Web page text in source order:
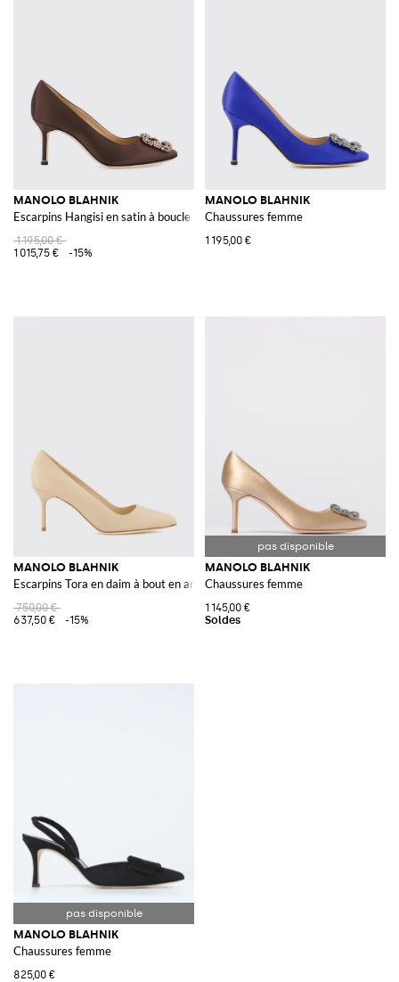
MANOLO BLAHNIK
Escarpins Hangisi en satin à boucle bijou
1 195,00 €
1 015,75 €
-15%
MANOLO BLAHNIK
Chaussures femme
1 195,00 €
MANOLO BLAHNIK
Escarpins Tora en daim à bout en amande avec talon aiguille moyen
750,00 €
637,50 €
-15%
MANOLO BLAHNIK
Chaussures femme
1 145,00 €
MANOLO BLAHNIK
Chaussures femme
825,00 €